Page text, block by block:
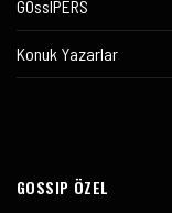
GOssIPERS
Konuk Yazarlar
GOSSIP ÖZEL